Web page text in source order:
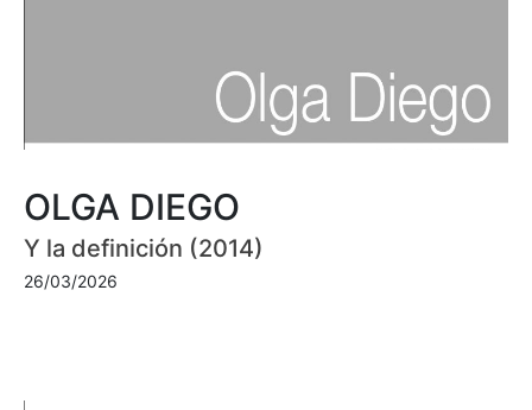
OLGA DIEGO
Y la definición (2014)
26/03/2026